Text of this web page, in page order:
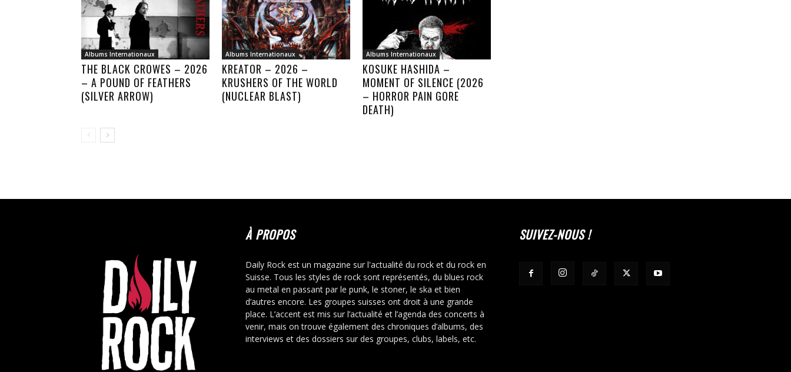
Albums Internationaux
THE BLACK CROWES – 2026
– A POUND OF FEATHERS
(SILVER ARROW)
Albums Internationaux
KREATOR – 2026 –
KRUSHERS OF THE WORLD
(NUCLEAR BLAST)
Albums Internationaux
KOSUKE HASHIDA –
MOMENT OF SILENCE (2026
– HORROR PAIN GORE
DEATH)
À PROPOS
Daily Rock est un magazine sur l'actualité du rock et du rock en
Suisse. Tous les styles de rock sont représentés, du blues rock
au metal en passant par le punk, le stoner, le ska et bien
d’autres encore. Les groupes suisses ont droit à une grande
place. L’accent est mis sur l’actualité et l’agenda des concerts à
venir, mais on trouve également des chroniques d’albums, des
interviews et des dossiers sur des groupes, clubs, labels, etc.
SUIVEZ-NOUS !